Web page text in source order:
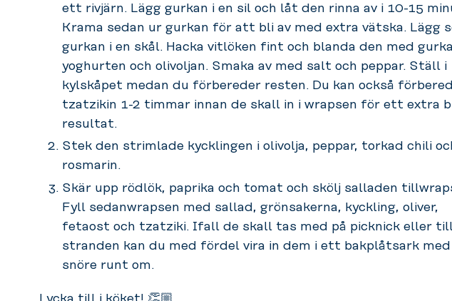
ett rivjärn. Lägg gurkan i en sil och låt den rinna av i 10-15
Krama sedan ur gurkan för att bli av med extra vätska. Lägg
gurkan i en skål. Hacka vitlöken fint och blanda den med
yoghurten och olivoljan. Smaka av med salt och peppar. Ställ i
kylskåpet medan du förbereder resten. Du kan också
tzatzikin 1-2 timmar innan de skall in i wrapsen för ett extra
resultat.
Stek den strimlade kycklingen i olivolja, peppar, torkad chili
rosmarin.
Skär upp rödlök, paprika och tomat och skölj salladen till
Fyll sedanwrapsen med sallad, grönsakerna, kyckling, oliver,
fetaost och tzatziki. Ifall de skall tas med på picknick eller
stranden kan du med fördel vira in dem i ett bakplåtsark
snöre runt om.